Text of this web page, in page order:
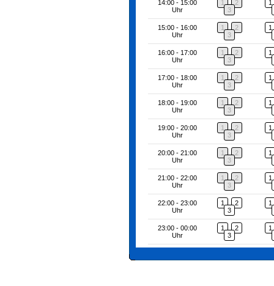
14:00 - 15:00
Uhr
1
2
3
1
15:00 - 16:00
Uhr
1
2
3
1
16:00 - 17:00
Uhr
1
2
3
1
17:00 - 18:00
Uhr
1
2
3
1
18:00 - 19:00
Uhr
1
2
3
1
19:00 - 20:00
Uhr
1
2
3
1
20:00 - 21:00
Uhr
1
2
3
1
21:00 - 22:00
Uhr
1
2
3
1
22:00 - 23:00
Uhr
1
2
3
1
23:00 - 00:00
Uhr
1
2
3
1